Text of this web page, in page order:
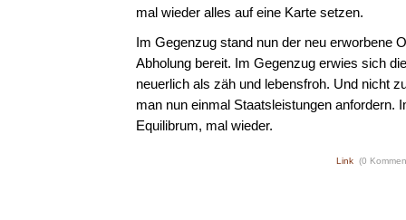
mal wieder alles auf eine Karte setzen.
Im Gegenzug stand nun der neu erworbene
Abholung bereit. Im Gegenzug erwies sich
neuerlich als zäh und lebensfroh. Und nicht
man nun einmal Staatsleistungen anfordern.
Equilibrum, mal wieder.
Link (0